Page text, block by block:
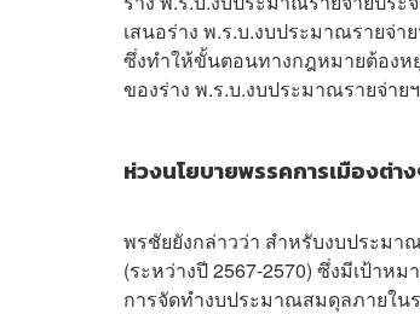
เสนอร่าง พ.ร.บ.งบประมาณรายจ่
ซึ่งทำให้ขั้นตอนทางกฎหมายต้องห
ของร่าง พ.ร.บ.งบประมาณรายจ่า
ห่วงนโยบายพรรคการเมืองต่าง
พรชัยยังกล่าวว่า สำหรับงบประมา
(ระหว่างปี 2567-2570) ซึ่งมีเป้าห
การจัดทำงบประมาณสมดุลภายใน